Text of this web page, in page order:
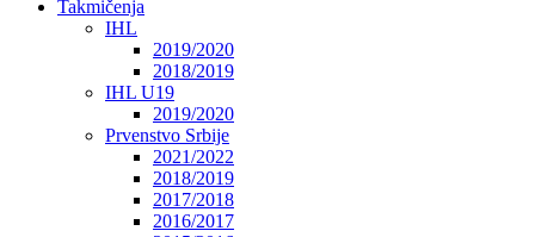
Takmičenja
IHL
2019/2020
2018/2019
IHL U19
2019/2020
Prvenstvo Srbije
2021/2022
2018/2019
2017/2018
2016/2017